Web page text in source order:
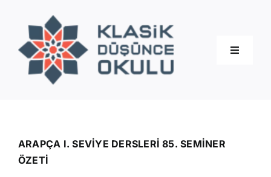
content
Toggle
Eğitimler
ARAPÇA I. SEVİYE DERSLERİ 85. SEMİNER
ÖZETİ